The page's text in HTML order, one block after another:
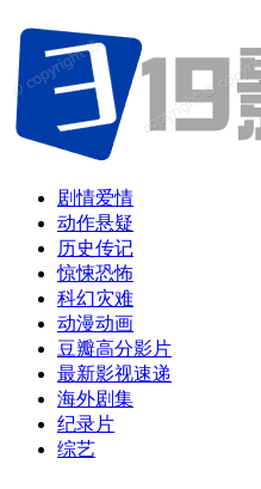
剧情爱情
动作悬疑
历史传记
惊悚恐怖
科幻灾难
动漫动画
豆瓣高分影片
最新影视速递
海外剧集
纪录片
综艺